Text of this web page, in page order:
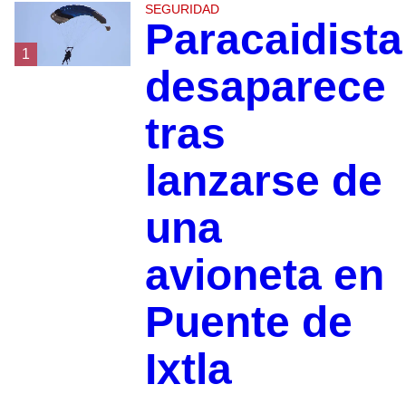
1
SEGURIDAD
Paracaidista
desaparece
tras
lanzarse de
una
avioneta en
Puente de
Ixtla